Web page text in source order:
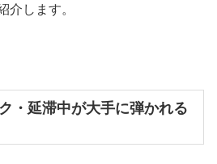
介します。
・延滞中が大手に弾かれる